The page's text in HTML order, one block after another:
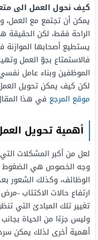
كيف نحول العمل الى
يمكن أن تجتمع مع العمل،
الراحة فقط، لكن الحقيقة
يستطيع أصحابها الموازنة
فالاستمتاع بجوّ العمل
الموظفين وبناء عامل نفسي
لكن كيف يمكن تحويل
موقع المرجع في هذا
أهمية تحويل
لعل من أكبر المشكلات
وجه الخصوص هي الضغوط
الوظائف، وكذلك الشعور
ارتفاع حالات الاكتئاب -
تغيير تلك المبادئ التي
وليس جزءًا من الحياة
أهمية أخرى لذلك يمكن